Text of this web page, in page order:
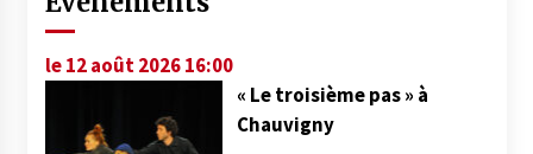
le 12 août 2026 16:00
« Le troisième pas » à
Chauvigny